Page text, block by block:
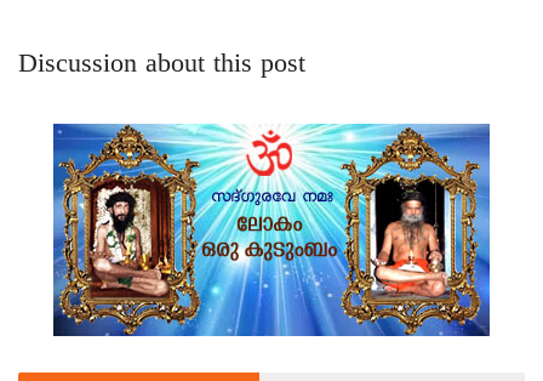
Discussion about this post